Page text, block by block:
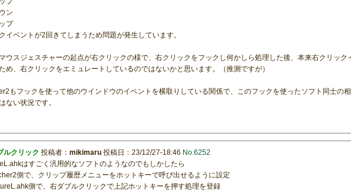
ン
プ
イベントが2回きてしまうため問題が発生しています。
ウスジェスチャーの起点が右クリックの様で、右クリックをフックし何かしら処理した後、本来右クリック
め、右クリックをエミュレートしているのではないかと思います。（推測ですが）
もフックを使って他のウインドウのイベントを横取りしている関係で、このフックを使ったソフト同士の
ない状況です。
ルクリック 投稿者：mikimaru 投稿日：23/12/27-18:46 No.6252
はすごく汎用的なソフトのようなのでもしかしたら
側で、クリップ履歴メニューをホットキーで呼び出せるように設定
側で、右ダブルクリックで上記ホットキーを押す処理を登録